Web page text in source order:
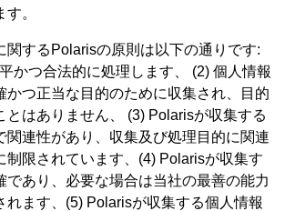
。
関するPolarisの原則は以下の通りです:
かつ合法的に処理します、 (2) 個人情報
かつ正当な目的のために収集され、目的
とはありません、 (3) Polarisが収集する
関連性があり、収集及び処理目的に関連
制限されています、(4) Polarisが収集す
であり、必要な場合は当社の最善の能力
れます、(5) Polarisが収集する個人情報